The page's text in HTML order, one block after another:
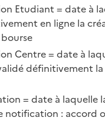
Etudiant = date à
en ligne la
Centre = date à
définitivement
= date à laquelle
notification : accord